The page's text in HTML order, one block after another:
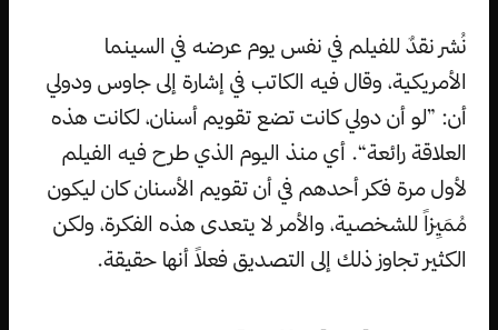
نُشر نقدٌ للفيلم في نفس يوم عرضه في السينما
الأمريكية، وقال فيه الكاتب في إشارة إلى جاوس ودولي
أن: ”لو أن دولي كانت تضع تقويم أسنان، لكانت هذه
العلاقة رائعة“. أي منذ اليوم الذي طرح فيه الفيلم
لأول مرة فكر أحدهم في أن تقويم الأسنان كان ليكون
مُمَيِزاً للشخصية، والأمر لا يتعدى هذه الفكرة، ولكن
الكثير تجاوز ذلك إلى التصديق فعلاً أنها حقيقة.